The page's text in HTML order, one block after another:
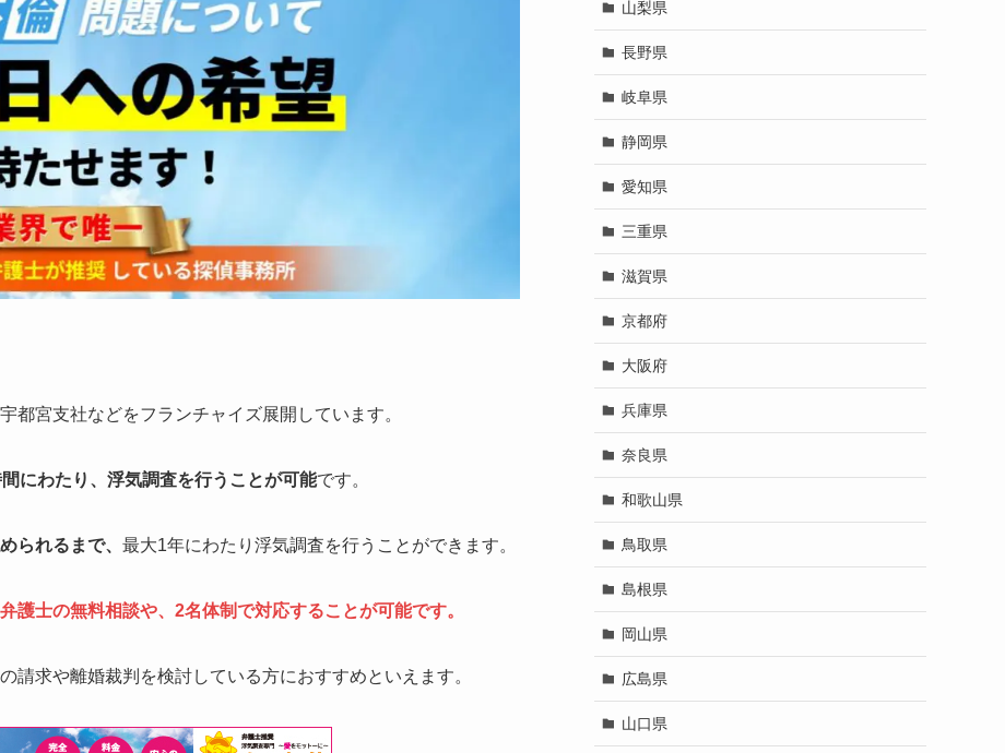
都宮支社などをフランチャイズ展開しています。
間にわたり、浮気調査を行うことが可能です。
られるまで、 最大1年にわたり浮気調査を行うことができます。
護士の無料相談や、2名体制で対応することが可能です。
請求や離婚裁判を検討している方におすすめといえます。
山梨県
長野県
岐阜県
静岡県
愛知県
三重県
滋賀県
京都府
大阪府
兵庫県
奈良県
和歌山県
鳥取県
島根県
岡山県
広島県
山口県